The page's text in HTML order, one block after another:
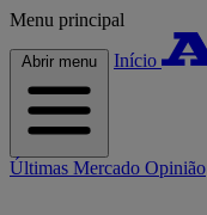
Menu principal
Abrir menu Início
Últimas Mercado Opinião